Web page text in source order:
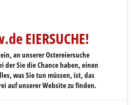
EIERSUCHE!
an unserer Ostereiersuche
der Sie die Chance haben, einen
was Sie tun müssen, ist, das
auf unserer Website zu finden.